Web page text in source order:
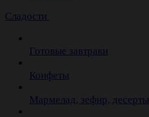
Сладости
Готовые завтраки
Конфеты
Мармелад, зефир, десерты